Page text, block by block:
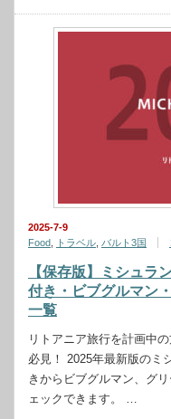
2025-7-9
Food
トラベル バルト3国
【保存版】ミシュラ
付き・ビブグルマン
一覧
リトアニア旅行を計画中
必見！ 2025年最新版のミ
きからビブグルマン、グ
ェックできます。 …